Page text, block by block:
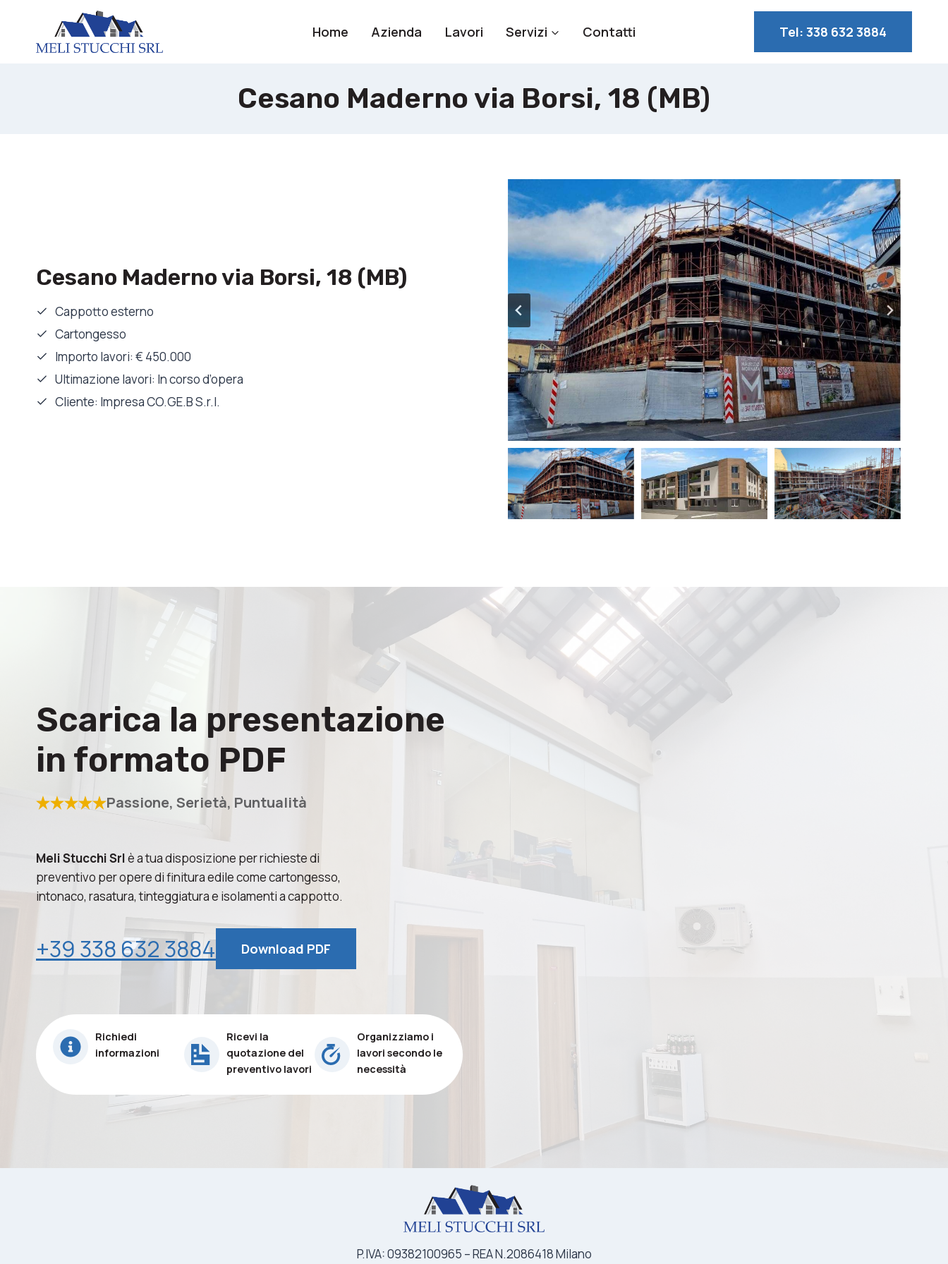
contenuto
Home Azienda Lavori Servizi Contatti Tel: 338 632 3884
Cesano Maderno via Borsi, 18 (MB)
Cesano Maderno via Borsi, 18 (MB)
Cappotto esterno
Cartongesso
Importo lavori: € 450.000
Ultimazione lavori: In corso d’opera
Cliente: Impresa CO.GE.B S.r.l.
Scarica la presentazione
in formato PDF
Passione, Serietà, Puntualità
Meli Stucchi Srlè a tua disposizione per richieste di
preventivo per opere di finitura edile come cartongesso,
intonaco, rasatura, tinteggiatura e isolamenti a cappotto.
+39 338 632 3884 Download PDF
Richiedi
informazioni
Ricevi la
quotazione del
preventivo lavori
Organizziamo i
lavori secondo le
necessità
P.IVA: 09382100965 – REA N.2086418 Milano